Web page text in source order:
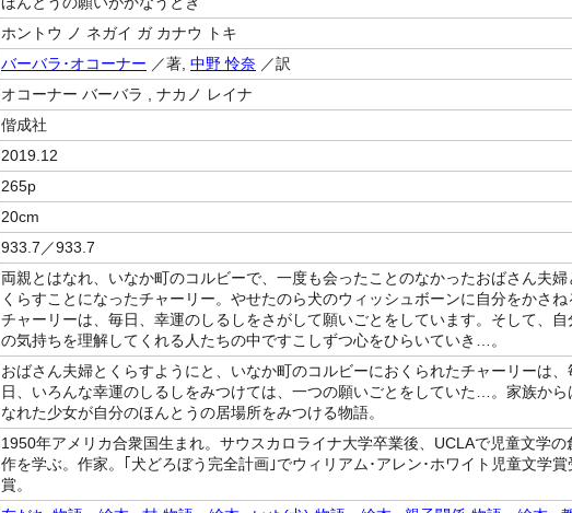
ホントウ ノ ネガイ ガ カナウ トキ
バーバラ･オコーナー ／著, 中野 怜奈 ／訳
オコーナー バーバラ , ナカノ レイナ
偕成社
2019.12
265p
20cm
933.7／933.7
両親とはなれ、いなか町のコルビーで、一度も会ったことのなかったおばさん夫婦
くらすことになったチャーリー。やせたのら犬のウィッシュボーンに自分をかさね
チャーリーは、毎日、幸運のしるしをさがして願いごとをしています。そして、自
の気持ちを理解してくれる人たちの中ですこしずつ心をひらいていき…。
おばさん夫婦とくらすようにと、いなか町のコルビーにおくられたチャーリーは、
日、いろんな幸運のしるしをみつけては、一つの願いごとをしていた…。家族から
なれた少女が自分のほんとうの居場所をみつける物語。
1950年アメリカ合衆国生まれ。サウスカロライナ大学卒業後、UCLAで児童文学の
作を学ぶ。作家。｢犬どろぼう完全計画｣でウィリアム･アレン･ホワイト児童文学賞
賞。